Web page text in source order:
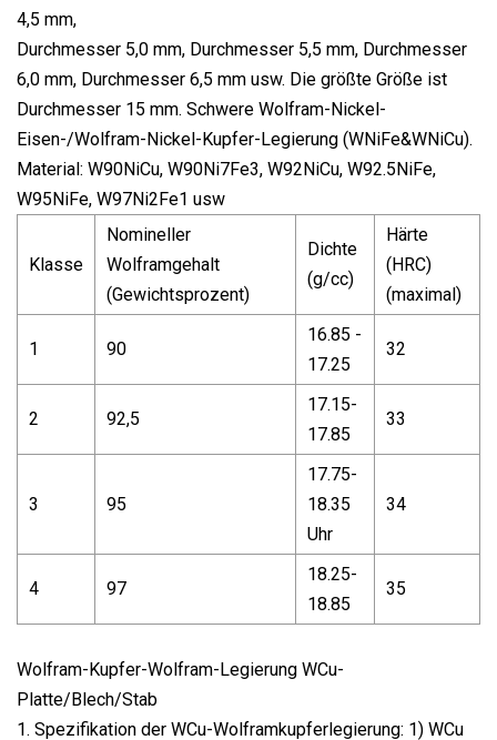
4,5 mm,
Durchmesser 5,0 mm, Durchmesser 5,5 mm, Durchmesser
6,0 mm, Durchmesser 6,5 mm usw. Die größte Größe ist
Durchmesser 15 mm. Schwere Wolfram-Nickel-
Eisen-/Wolfram-Nickel-Kupfer-Legierung (WNiFe&WNiCu).
Material: W90NiCu, W90Ni7Fe3, W92NiCu, W92.5NiFe,
W95NiFe, W97Ni2Fe1 usw
Klasse
Nomineller
Wolframgehalt
(Gewichtsprozent)
Dichte
(g/cc)
Härte
(HRC)
(maximal)
1 90
16.85 -
17.25
32
2 92,5
17.15-
17.85
33
3 95
17.75-
18.35
Uhr
34
4 97
18.25-
18.85
35
Wolfram-Kupfer-Wolfram-Legierung WCu-
Platte/Blech/Stab
1. Spezifikation der WCu-Wolframkupferlegierung: 1) WCu